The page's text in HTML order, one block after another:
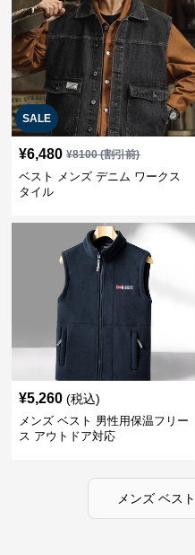
SALE
¥6,480 ¥8100(割引前)
ベスト メンズ デニム ワークス
タイル
¥5,260 (税込)
メンズ ベスト 男性用保温フリー
ス アウトドア対応
メンズ ベスト